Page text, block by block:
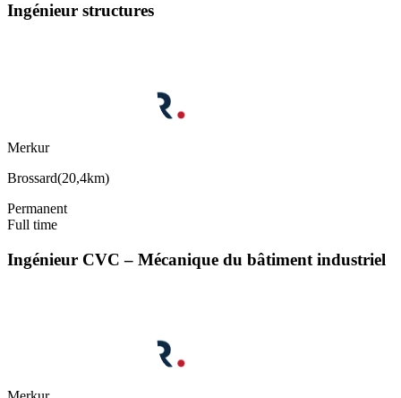
Ingénieur structures
Merkur
Brossard(20,4km)
Permanent
Full time
Ingénieur CVC – Mécanique du bâtiment industriel